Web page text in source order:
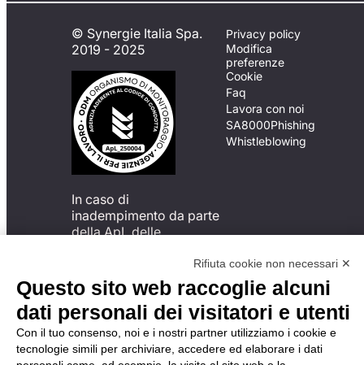
© Synergie Italia Spa.
2019 - 2025
In caso di
inadempimento da parte
della ApL delle
del Codice di Condotta, è
possibile presentare un
reclamo
all’Organismo di
Monitoraggio utilizzando
una delle modalità
descritte al seguente
Privacy policy
Modifica
preferenze
Cookie
Faq
Lavora con noi
SA8000Phishing
Whistleblowing
Rifiuta cookie non necessari ✕
Questo sito web raccoglie alcuni
dati personali dei visitatori e utenti
Con il tuo consenso, noi e i nostri partner utilizziamo i cookie e
tecnologie simili per archiviare, accedere ed elaborare i dati